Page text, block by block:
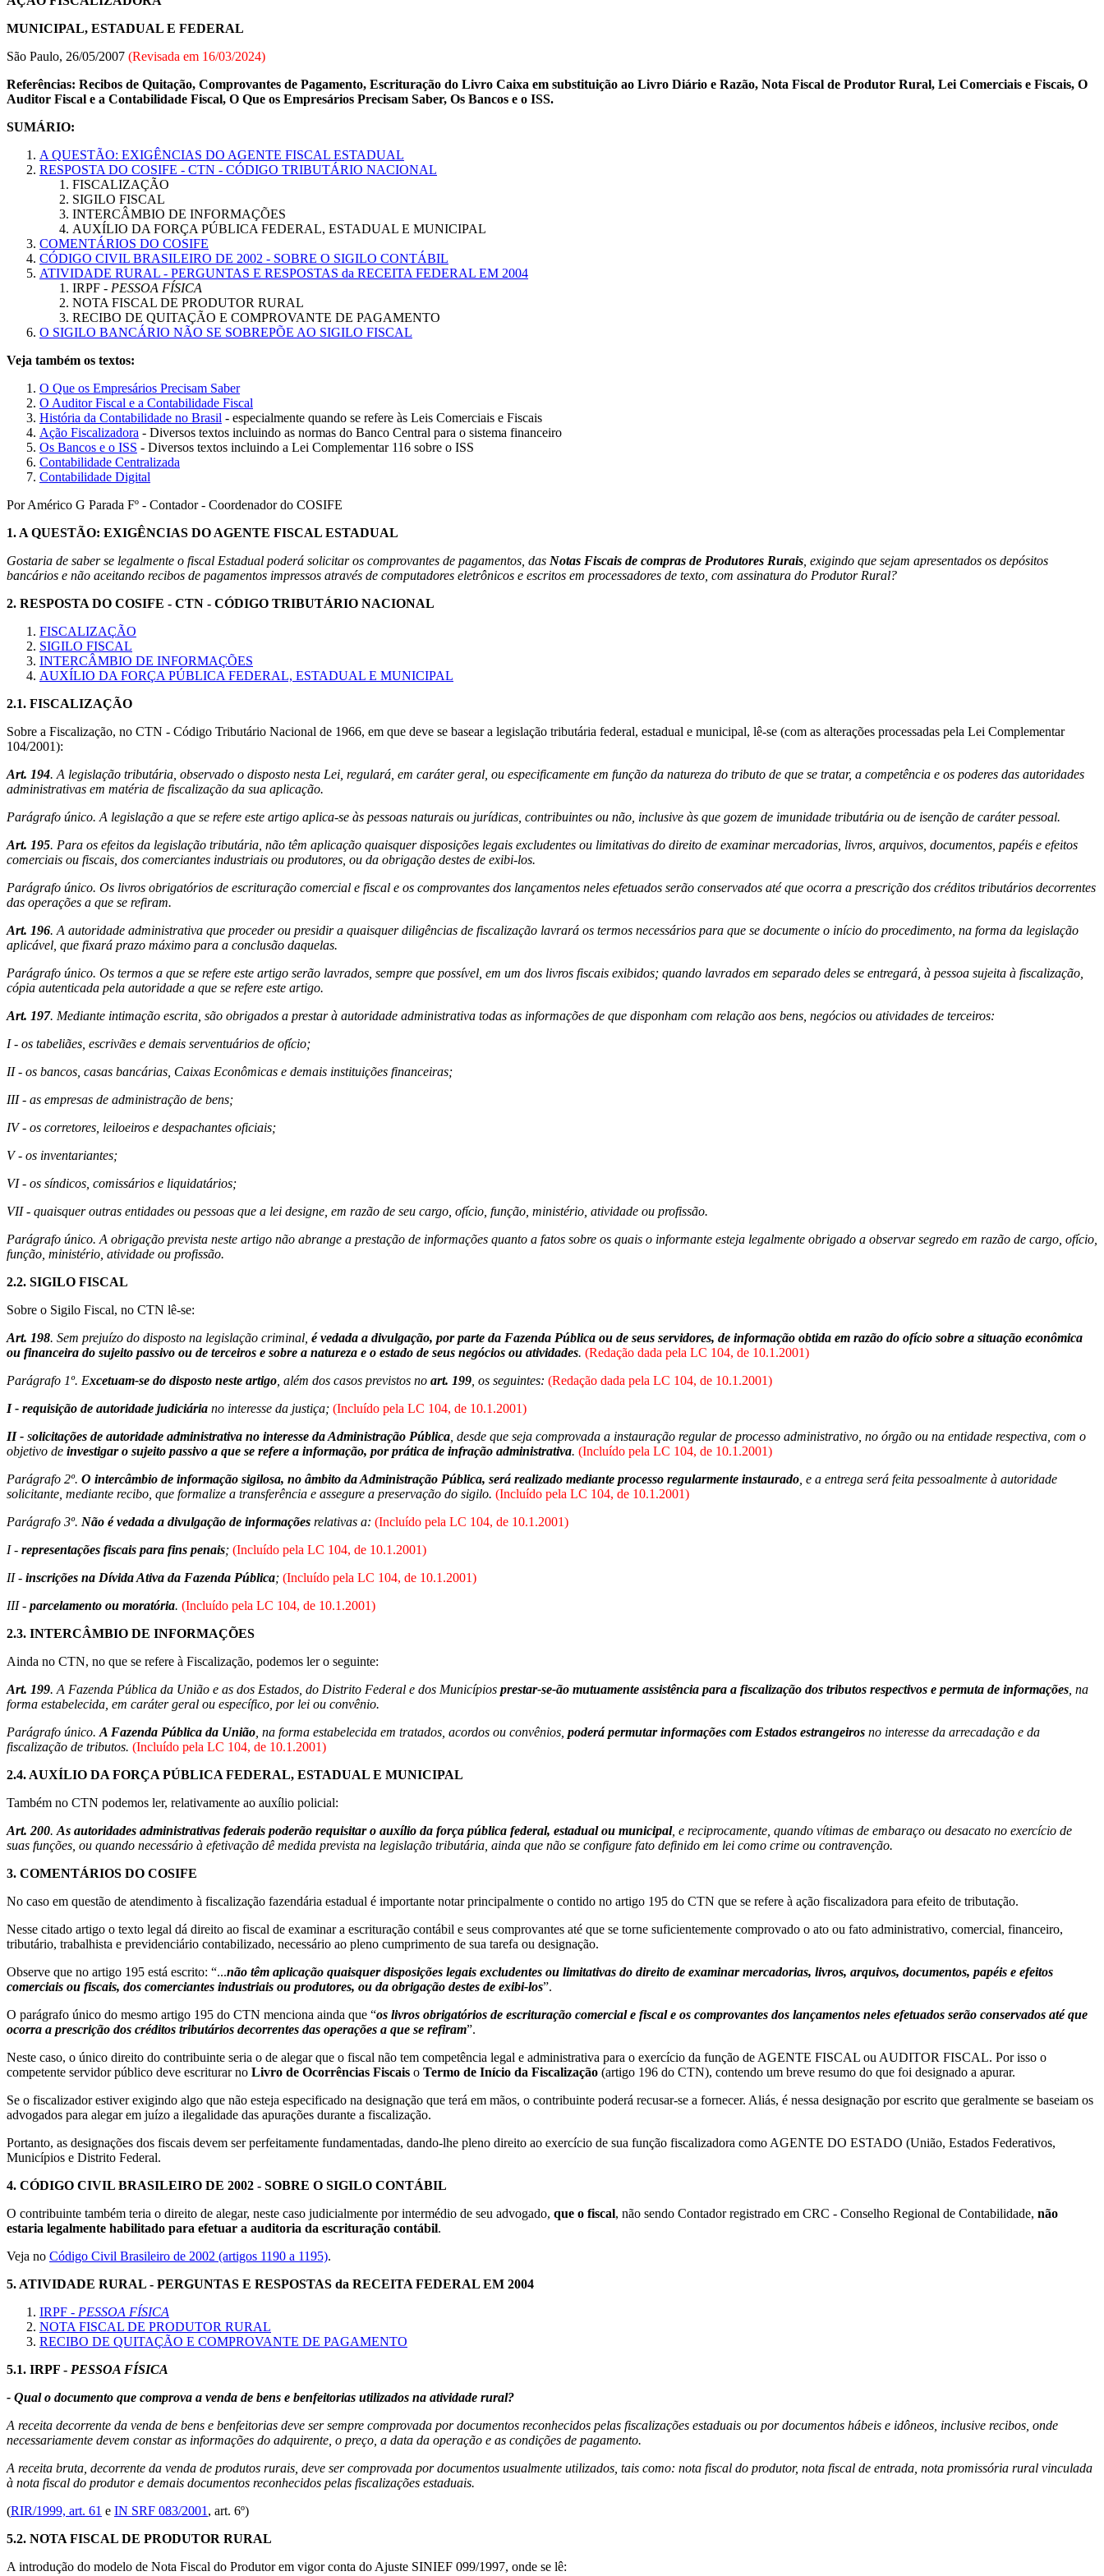
MUNICIPAL, ESTADUAL E FEDERAL
São Paulo, 26/05/2007 (Revisada em 16/03/2024)
Referências: Recibos de Quitação, Comprovantes de Pagamento, Escrituração do Livro Caixa em substituição ao Livro Diário e Razão, Nota Fiscal de Produtor Rural, Lei Comerciais e Fiscais, O
Auditor Fiscal e a Contabilidade Fiscal, O Que os Empresários Precisam Saber, Os Bancos e o ISS.
SUMÁRIO:
A QUESTÃO: EXIGÊNCIAS DO AGENTE FISCAL ESTADUAL
RESPOSTA DO COSIFE - CTN - CÓDIGO TRIBUTÁRIO NACIONAL
FISCALIZAÇÃO
SIGILO FISCAL
INTERCÂMBIO DE INFORMAÇÕES
AUXÍLIO DA FORÇA PÚBLICA FEDERAL, ESTADUAL E MUNICIPAL
COMENTÁRIOS DO COSIFE
CÓDIGO CIVIL BRASILEIRO DE 2002 - SOBRE O SIGILO CONTÁBIL
ATIVIDADE RURAL - PERGUNTAS E RESPOSTAS da RECEITA FEDERAL EM 2004
IRPF - PESSOA FÍSICA
NOTA FISCAL DE PRODUTOR RURAL
RECIBO DE QUITAÇÃO E COMPROVANTE DE PAGAMENTO
O SIGILO BANCÁRIO NÃO SE SOBREPÕE AO SIGILO FISCAL
Veja também os textos:
O Que os Empresários Precisam Saber
O Auditor Fiscal e a Contabilidade Fiscal
História da Contabilidade no Brasil - especialmente quando se refere às Leis Comerciais e Fiscais
Ação Fiscalizadora - Diversos textos incluindo as normas do Banco Central para o sistema financeiro
Os Bancos e o ISS - Diversos textos incluindo a Lei Complementar 116 sobre o ISS
Contabilidade Centralizada
Contabilidade Digital
Por Américo G Parada Fº - Contador - Coordenador do COSIFE
1. A QUESTÃO: EXIGÊNCIAS DO AGENTE FISCAL ESTADUAL
Gostaria de saber se legalmente o fiscal Estadual poderá solicitar os comprovantes de pagamentos, das Notas Fiscais de compras de Produtores Rurais , exigindo que sejam apresentados os depósitos
bancários e não aceitando recibos de pagamentos impressos através de computadores eletrônicos e escritos em processadores de texto, com assinatura do Produtor Rural?
2. RESPOSTA DO COSIFE - CTN - CÓDIGO TRIBUTÁRIO NACIONAL
FISCALIZAÇÃO
SIGILO FISCAL
INTERCÂMBIO DE INFORMAÇÕES
AUXÍLIO DA FORÇA PÚBLICA FEDERAL, ESTADUAL E MUNICIPAL
2.1. FISCALIZAÇÃO
Sobre a Fiscalização, no CTN - Código Tributário Nacional de 1966, em que deve se basear a legislação tributária federal, estadual e municipal, lê-se (com as alterações processadas pela Lei Complementar
104/2001):
Art. 194. A legislação tributária, observado o disposto nesta Lei, regulará, em caráter geral, ou especificamente em função da natureza do tributo de que se tratar, a competência e os poderes das autoridades
administrativas em matéria de fiscalização da sua aplicação.
Parágrafo único. A legislação a que se refere este artigo aplica-se às pessoas naturais ou jurídicas, contribuintes ou não, inclusive às que gozem de imunidade tributária ou de isenção de caráter pessoal.
Art. 195. Para os efeitos da legislação tributária, não têm aplicação quaisquer disposições legais excludentes ou limitativas do direito de examinar mercadorias, livros, arquivos, documentos, papéis e efeitos
comerciais ou fiscais, dos comerciantes industriais ou produtores, ou da obrigação destes de exibi-los.
Parágrafo único. Os livros obrigatórios de escrituração comercial e fiscal e os comprovantes dos lançamentos neles efetuados serão conservados até que ocorra a prescrição dos créditos tributários decorrentes
das operações a que se refiram.
Art. 196. A autoridade administrativa que proceder ou presidir a quaisquer diligências de fiscalização lavrará os termos necessários para que se documente o início do procedimento, na forma da legislação
aplicável, que fixará prazo máximo para a conclusão daquelas.
Parágrafo único. Os termos a que se refere este artigo serão lavrados, sempre que possível, em um dos livros fiscais exibidos; quando lavrados em separado deles se entregará, à pessoa sujeita à fiscalização,
cópia autenticada pela autoridade a que se refere este artigo.
Art. 197. Mediante intimação escrita, são obrigados a prestar à autoridade administrativa todas as informações de que disponham com relação aos bens, negócios ou atividades de terceiros:
I - os tabeliães, escrivães e demais serventuários de ofício;
II - os bancos, casas bancárias, Caixas Econômicas e demais instituições financeiras;
III - as empresas de administração de bens;
IV - os corretores, leiloeiros e despachantes oficiais;
V - os inventariantes;
VI - os síndicos, comissários e liquidatários;
VII - quaisquer outras entidades ou pessoas que a lei designe, em razão de seu cargo, ofício, função, ministério, atividade ou profissão.
Parágrafo único. A obrigação prevista neste artigo não abrange a prestação de informações quanto a fatos sobre os quais o informante esteja legalmente obrigado a observar segredo em razão de cargo, ofício,
função, ministério, atividade ou profissão.
2.2. SIGILO FISCAL
Sobre o Sigilo Fiscal, no CTN lê-se:
Art. 198. Sem prejuízo do disposto na legislação criminal, é vedada a divulgação, por parte da Fazenda Pública ou de seus servidores, de informação obtida em razão do ofício sobre a situação econômica
ou financeira do sujeito passivo ou de terceiros e sobre a natureza e o estado de seus negócios ou atividades. (Redação dada pela LC 104, de 10.1.2001)
Parágrafo 1º. Excetuam-se do disposto neste artigo , além dos casos previstos no art. 199 , os seguintes: (Redação dada pela LC 104, de 10.1.2001)
I - requisição de autoridade judiciária no interesse da justiça; (Incluído pela LC 104, de 10.1.2001)
II - solicitações de autoridade administrativa no interesse da Administração Pública , desde que seja comprovada a instauração regular de processo administrativo, no órgão ou na entidade respectiva, com o
objetivo de investigar o sujeito passivo a que se refere a informação, por prática de infração administrativa. (Incluído pela LC 104, de 10.1.2001)
Parágrafo 2º. O intercâmbio de informação sigilosa, no âmbito da Administração Pública, será realizado mediante processo regularmente instaurado , e a entrega será feita pessoalmente à autoridade
solicitante, mediante recibo, que formalize a transferência e assegure a preservação do sigilo. (Incluído pela LC 104, de 10.1.2001)
Parágrafo 3º. Não é vedada a divulgação de informações relativas a: (Incluído pela LC 104, de 10.1.2001)
I - representações fiscais para fins penais; (Incluído pela LC 104, de 10.1.2001)
II - inscrições na Dívida Ativa da Fazenda Pública; (Incluído pela LC 104, de 10.1.2001)
III - parcelamento ou moratória. (Incluído pela LC 104, de 10.1.2001)
2.3. INTERCÂMBIO DE INFORMAÇÕES
Ainda no CTN, no que se refere à Fiscalização, podemos ler o seguinte:
Art. 199. A Fazenda Pública da União e as dos Estados, do Distrito Federal e dos Municípios prestar-se-ão mutuamente assistência para a fiscalização dos tributos respectivos e permuta de informações , na
forma estabelecida, em caráter geral ou específico, por lei ou convênio.
Parágrafo único. A Fazenda Pública da União , na forma estabelecida em tratados, acordos ou convênios, poderá permutar informações com Estados estrangeiros no interesse da arrecadação e da
fiscalização de tributos. (Incluído pela LC 104, de 10.1.2001)
2.4. AUXÍLIO DA FORÇA PÚBLICA FEDERAL, ESTADUAL E MUNICIPAL
Também no CTN podemos ler, relativamente ao auxílio policial:
Art. 200. As autoridades administrativas federais poderão requisitar o auxílio da força pública federal, estadual ou municipal, e reciprocamente, quando vítimas de embaraço ou desacato no exercício de
suas funções, ou quando necessário à efetivação dê medida prevista na legislação tributária, ainda que não se configure fato definido em lei como crime ou contravenção.
3. COMENTÁRIOS DO COSIFE
No caso em questão de atendimento à fiscalização fazendária estadual é importante notar principalmente o contido no artigo 195 do CTN que se refere à ação fiscalizadora para efeito de tributação.
Nesse citado artigo o texto legal dá direito ao fiscal de examinar a escrituração contábil e seus comprovantes até que se torne suficientemente comprovado o ato ou fato administrativo, comercial, financeiro,
tributário, trabalhista e previdenciário contabilizado, necessário ao pleno cumprimento de sua tarefa ou designação.
Observe que no artigo 195 está escrito: “...não têm aplicação quaisquer disposições legais excludentes ou limitativas do direito de examinar mercadorias, livros, arquivos, documentos, papéis e efeitos
comerciais ou fiscais, dos comerciantes industriais ou produtores, ou da obrigação destes de exibi-los”.
O parágrafo único do mesmo artigo 195 do CTN menciona ainda que “os livros obrigatórios de escrituração comercial e fiscal e os comprovantes dos lançamentos neles efetuados serão conservados até que
ocorra a prescrição dos créditos tributários decorrentes das operações a que se refiram”.
Neste caso, o único direito do contribuinte seria o de alegar que o fiscal não tem competência legal e administrativa para o exercício da função de AGENTE FISCAL ou AUDITOR FISCAL. Por isso o
competente servidor público deve escriturar no Livro de Ocorrências Fiscais o Termo de Início da Fiscalização (artigo 196 do CTN), contendo um breve resumo do que foi designado a apurar.
Se o fiscalizador estiver exigindo algo que não esteja especificado na designação que terá em mãos, o contribuinte poderá recusar-se a fornecer. Aliás, é nessa designação por escrito que geralmente se baseiam os
advogados para alegar em juízo a ilegalidade das apurações durante a fiscalização.
Portanto, as designações dos fiscais devem ser perfeitamente fundamentadas, dando-lhe pleno direito ao exercício de sua função fiscalizadora como AGENTE DO ESTADO (União, Estados Federativos,
Municípios e Distrito Federal.
4. CÓDIGO CIVIL BRASILEIRO DE 2002 - SOBRE O SIGILO CONTÁBIL
O contribuinte também teria o direito de alegar, neste caso judicialmente por intermédio de seu advogado, que o fiscal, não sendo Contador registrado em CRC - Conselho Regional de Contabilidade, não
estaria legalmente habilitado para efetuar a auditoria da escrituração contábil.
Veja no Código Civil Brasileiro de 2002 (artigos 1190 a 1195).
5. ATIVIDADE RURAL - PERGUNTAS E RESPOSTAS da RECEITA FEDERAL EM 2004
IRPF - PESSOA FÍSICA
NOTA FISCAL DE PRODUTOR RURAL
RECIBO DE QUITAÇÃO E COMPROVANTE DE PAGAMENTO
5.1. IRPF - PESSOA FÍSICA
- Qual o documento que comprova a venda de bens e benfeitorias utilizados na atividade rural?
A receita decorrente da venda de bens e benfeitorias deve ser sempre comprovada por documentos reconhecidos pelas fiscalizações estaduais ou por documentos hábeis e idôneos, inclusive recibos, onde
necessariamente devem constar as informações do adquirente, o preço, a data da operação e as condições de pagamento.
A receita bruta, decorrente da venda de produtos rurais, deve ser comprovada por documentos usualmente utilizados, tais como: nota fiscal do produtor, nota fiscal de entrada, nota promissória rural vinculada
à nota fiscal do produtor e demais documentos reconhecidos pelas fiscalizações estaduais.
(RIR/1999, art. 61 e IN SRF 083/2001 , art. 6º)
5.2. NOTA FISCAL DE PRODUTOR RURAL
A introdução do modelo de Nota Fiscal do Produtor em vigor conta do Ajuste SINIEF 099/1997, onde se lê: